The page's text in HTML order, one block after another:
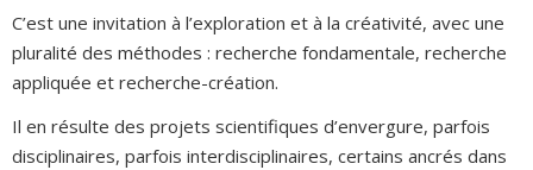
C’est une invitation à l’exploration et à la créativité, avec une
pluralité des méthodes : recherche fondamentale, recherche
appliquée et recherche-création.
Il en résulte des projets scientifiques d’envergure, parfois
disciplinaires, parfois interdisciplinaires, certains ancrés dans